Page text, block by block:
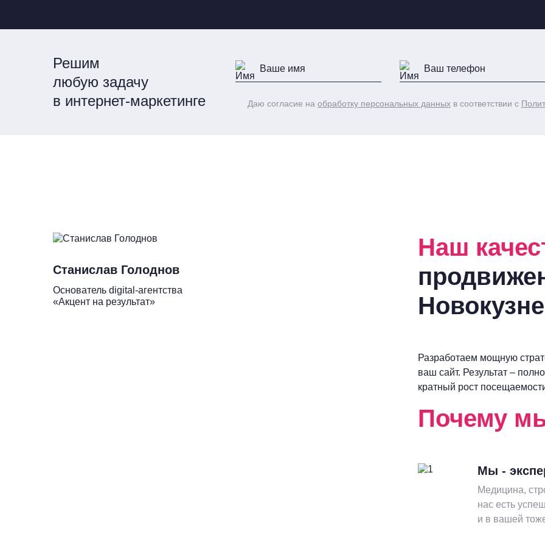
Решим
любую задачу
в интернет-маркетинге
Даю согласие на обработку персональных данных в соответствии с
Станислав Голоднов
Основатель digital-агентства
«Акцент на результат»
Наш
Разработаем мощную
ваш сайт. Результат –
кратный рост
Почему
Мы -
Медицина,
нас есть
и в вашей